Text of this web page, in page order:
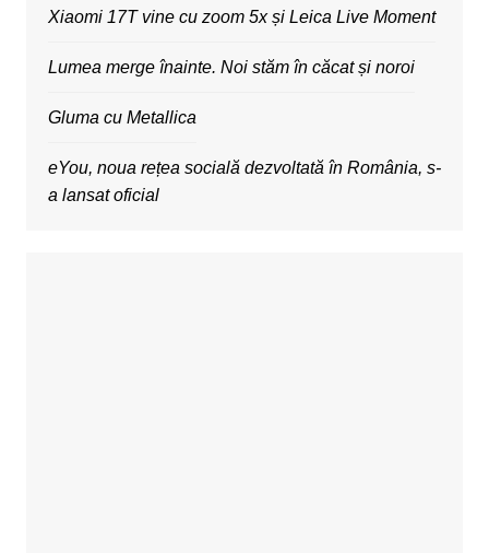
Xiaomi 17T vine cu zoom 5x și Leica Live Moment
Lumea merge înainte. Noi stăm în căcat și noroi
Gluma cu Metallica
eYou, noua rețea socială dezvoltată în România, s-
a lansat oficial